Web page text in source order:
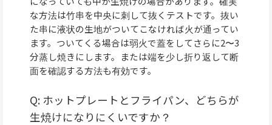
な方法は竹串を中央に刺して抜くテストです。抜い
た串に液状の生地がついてこなければ火が通ってい
ます。ついてくる場合は弱火で蓋をしてさらに2〜3
分蒸し焼きにします。または端を少し折り返して断
面を確認する方法も有効です。
Q: ホットプレートとフライパン、どちらが
生焼けになりにくいですか？